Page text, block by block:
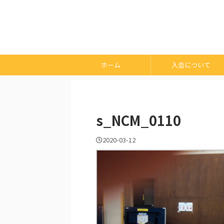
ホーム 入会について
s_NCM_0110
2020-03-12